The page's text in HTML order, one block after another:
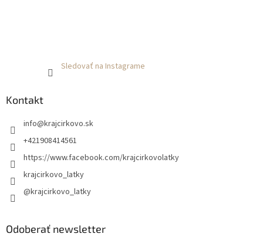
Sledovať na Instagrame
Kontakt
info@krajcirkovo.sk
+421908414561
https://www.facebook.com/krajcirkovolatky
krajcirkovo_latky
@krajcirkovo_latky
Odoberať newsletter